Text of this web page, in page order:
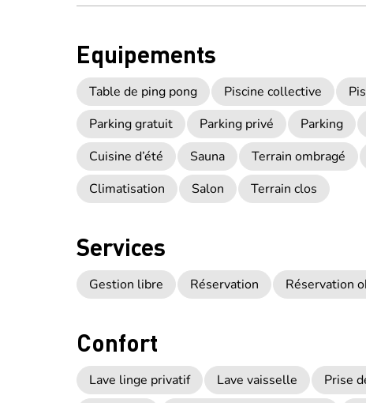
Equipements
Table de ping pong Piscine collective
Parking gratuit
Parking privé Parking
Cuisine d’été
Sauna Terrain ombragé
Climatisation
Salon Terrain clos
Services
Gestion libre Réservation Réservation
Confort
Lave linge privatif Lave vaisselle Prise